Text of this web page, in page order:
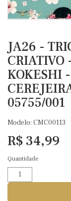
JA26 -
CRIATIVO
KOKESHI
05755/001
Modelo: CMC00113
R$ 34,99
Quantidade